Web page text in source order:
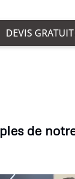
DEVIS GRATUIT
de